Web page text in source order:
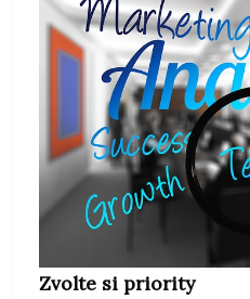
Zvolte si priority